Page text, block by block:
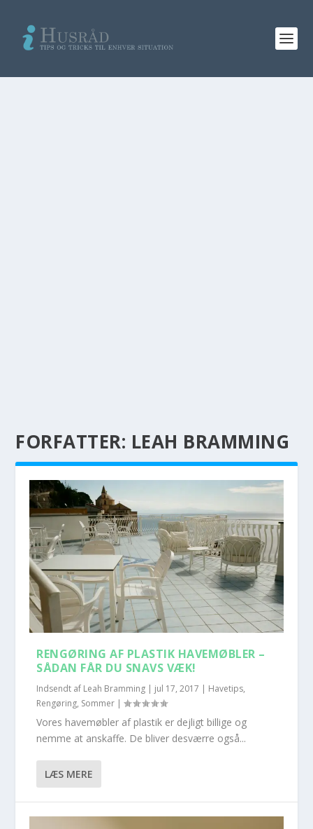
FORFATTER: LEAH BRAMMING
RENGØRING AF PLASTIK HAVEMØBLER –
SÅDAN FÅR DU SNAVS VÆK!
Indsendt af Leah Bramming | jul 17, 2017 | Havetips,
Rengøring, Sommer |
Vores havemøbler af plastik er dejligt billige og
nemme at anskaffe. De bliver desværre også...
LÆS MERE